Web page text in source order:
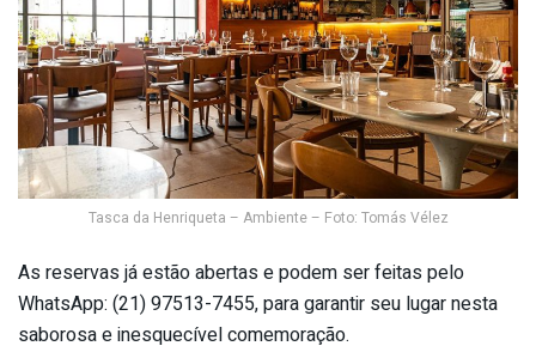
Tasca da Henriqueta – Ambiente – Foto: Tomás Vélez
As reservas já estão abertas e podem ser feitas pelo
WhatsApp: (21) 97513-7455, para garantir seu lugar nesta
saborosa e inesquecível comemoração.